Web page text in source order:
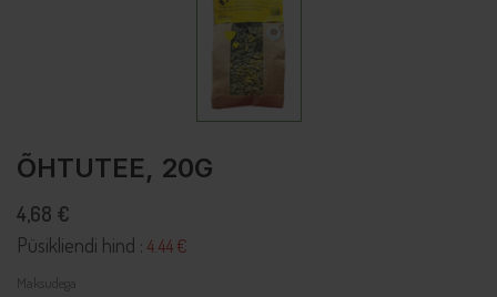
ÕHTUTEE, 20G
4,68 €
Püsikliendi hind : 4.44 €
Maksudega